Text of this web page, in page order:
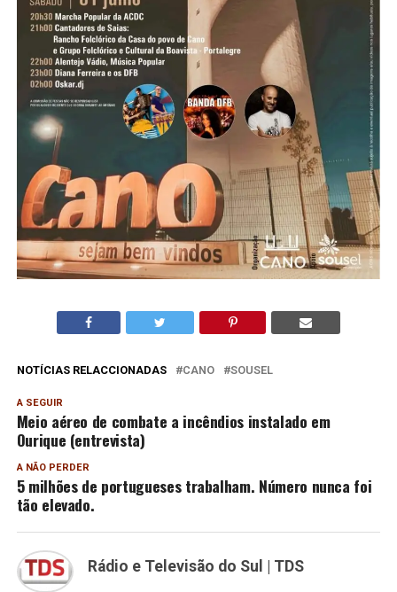
NOTÍCIAS RELACCIONADAS CANO SOUSEL
A SEGUIR
Meio aéreo de combate a incêndios instalado em
Ourique (entrevista)
A NÃO PERDER
5 milhões de portugueses trabalham. Número nunca foi
tão elevado.
Rádio e Televisão do Sul | TDS